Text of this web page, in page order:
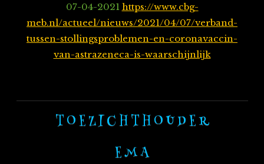
07-04-2021 https://www.cbg-
meb.nl/actueel/nieuws/2021/04/07/verband-
tussen-stollingsproblemen-en-coronavaccin-
van-astrazeneca-is-waarschijnlijk
T O E Z I C H T H O U D E R
E M A